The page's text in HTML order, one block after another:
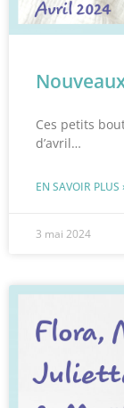
Ces petits
d’avril…
EN SAVOIR PLUS
3 mai 2024